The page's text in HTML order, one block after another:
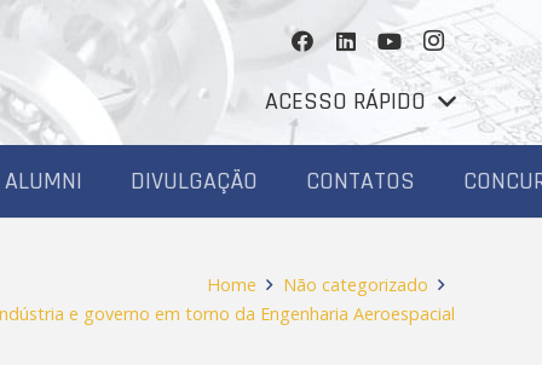
ACESSO RÁPIDO
ALUMNI DIVULGAÇÃO CONTATOS
Home
Não categorizado
e governo em torno da Engenharia Aeroespacial